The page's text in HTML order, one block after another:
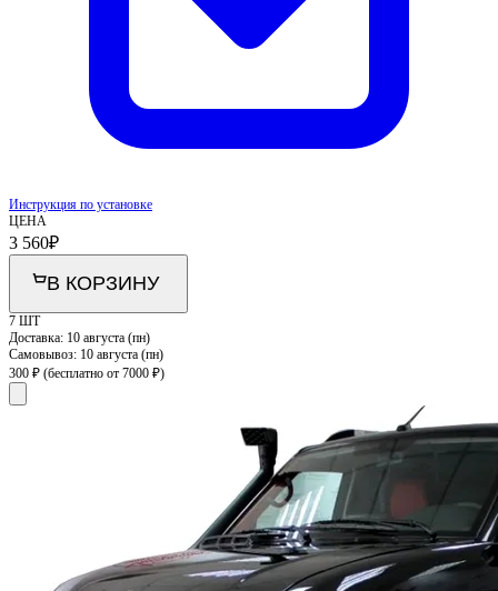
Инструкция по установке
ЦЕНА
3 560₽
В КОРЗИНУ
7 ШТ
Доставка: 10 августа (пн)
Самовывоз: 10 августа (пн)
300 ₽ (бесплатно от 7000 ₽)